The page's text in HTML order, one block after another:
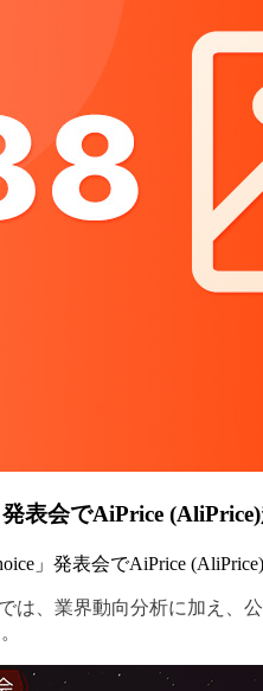
表会でAiPrice
」発表会でAiPrice
は、業界動向分析に加え